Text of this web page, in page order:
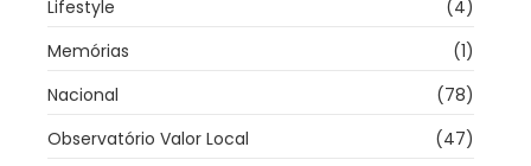
Lifestyle
(4)
Memórias
(1)
Nacional
(78)
Observatório Valor Local
(47)